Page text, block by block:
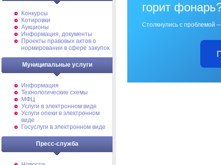
Конкурсы
Котировки
Аукционы
Информация, документы
Проекты правовых актов о
нормировании в сфере закупок
Муниципальные услуги
Информация
Технологические схемы
МФЦ
Услуги в электронном виде
Услуги опеки в электронном
виде
Госуслуги в электронном виде
Пресс-служба
горит
Столкнулись с проблемой